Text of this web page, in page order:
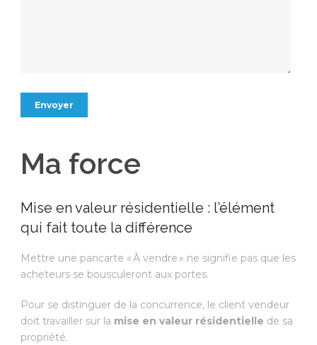
Ma force
Mise en valeur résidentielle : l’élément
qui fait toute la différence
Mettre une pancarte « À vendre » ne signifie pas que les
acheteurs se bousculeront aux portes.
Pour se distinguer de la concurrence, le client vendeur
doit travailler sur la mise en valeur résidentielle de sa
propriété.